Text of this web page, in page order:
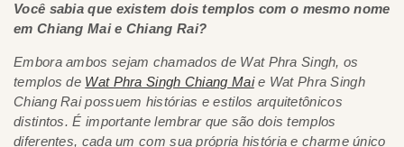
Você sabia que existem dois templos com o mesmo nome
em Chiang Mai e Chiang Rai?
Embora ambos sejam chamados de Wat Phra Singh, os
templos de Wat Phra Singh Chiang Maie Wat Phra Singh
Chiang Rai possuem histórias e estilos arquitetônicos
distintos. É importante lembrar que são dois templos
diferentes, cada um com sua própria história e charme único